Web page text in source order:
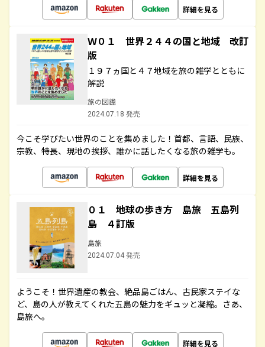
詳細を見る
Ｗ０１ 世界２４４の国と地域 改訂
版
１９７ヵ国と４７地域を旅の雑学とともに
解説
旅の図鑑
2024.07.18 発売
今こそ学びたい世界のことを集めました！首都、言語、民族、
宗教、特長、現地の挨拶、誰かに話したくなる旅の雑学も。
詳細を見る
０１ 地球の歩き方 島旅 五島列
島 ４訂版
島旅
2024.07.04 発売
ようこそ！世界遺産の教会、絶品島ごはん、古民家ステイな
ど、島の人が教えてくれた五島の魅力をギュッと凝縮。さあ、
島旅へ。
詳細を見る